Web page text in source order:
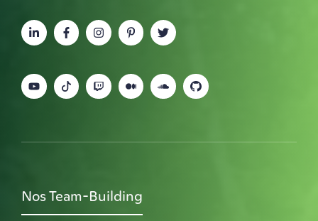
Nos Team-Building